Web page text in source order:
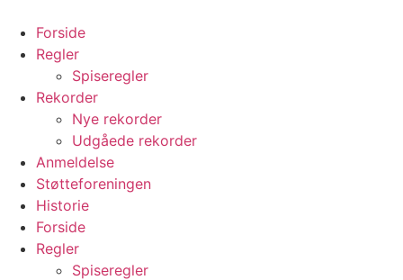
indhold
Forside
Regler
Spiseregler
Rekorder
Nye rekorder
Udgåede rekorder
Anmeldelse
Støtteforeningen
Historie
Forside
Regler
Spiseregler